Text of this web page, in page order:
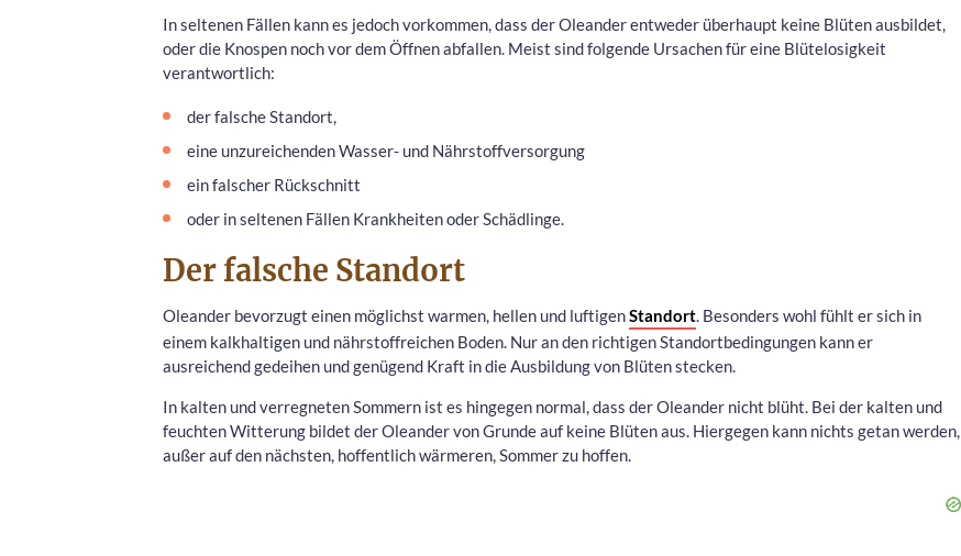
In seltenen Fällen kann es jedoch vorkommen, dass der Oleander entweder überhaupt keine Blüten ausbildet,
oder die Knospen noch vor dem Öffnen abfallen. Meist sind folgende Ursachen für eine Blütelosigkeit
verantwortlich:
der falsche Standort,
eine unzureichenden Wasser- und Nährstoffversorgung
ein falscher Rückschnitt
oder in seltenen Fällen Krankheiten oder Schädlinge.
Der falsche Standort
Oleander bevorzugt einen möglichst warmen, hellen und luftigenStandort. Besonders wohl fühlt er sich in
einem kalkhaltigen und nährstoffreichen Boden. Nur an den richtigen Standortbedingungen kann er
ausreichend gedeihen und genügend Kraft in die Ausbildung von Blüten stecken.
In kalten und verregneten Sommern ist es hingegen normal, dass der Oleander nicht blüht. Bei der kalten und
feuchten Witterung bildet der Oleander von Grunde auf keine Blüten aus. Hiergegen kann nichts getan werden,
außer auf den nächsten, hoffentlich wärmeren, Sommer zu hoffen.